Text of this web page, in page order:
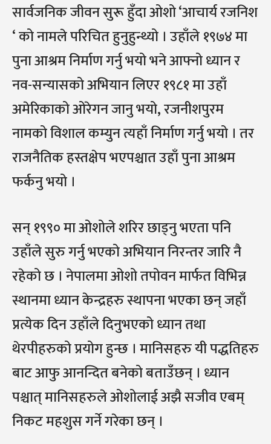
सार्वजनिक जीवन सुरू हुँदा ओशो ‘आचार्य रजनिश
‘ को नामले परिचित हुनुहुन्थ्यो । उहाँले १९७४ मा
पुना आश्रम निर्माण गर्नु भयो भने आफ्नो ध्यान र
नव-सन्यासको अभियान लिएर १९८१ मा उहाँ
अमेरिकाको ओरेगन जानु भयो, रजनीशपुरम
नामको विशाल कम्युन त्यहाँ निर्माण गर्नु भयो । तर
राजनैतिक हस्तक्षेप भएपश्चात उहाँ पुना आश्रम
फर्कनु भयो ।
सन् १९९० मा ओशोले शरिर छाड्नु भएता पनि
उहाँले सुरु गर्नु भएको अभियान निरन्तर जारि नै
रहेको छ । नेपालमा ओशो तपोवन मार्फत विभिन्न
स्थानमा ध्यान केन्द्रहरु स्थापना भएका छन् जहाँ
प्रत्येक दिन उहाँले दिनुभएको ध्यान तथा
थेरपीहरुको प्रयोग हुन्छ । मानिसहरु यी पद्धतिहरु
बाट आफु आनन्दित बनेको बताउँछन् । ध्यान
पश्चात् मानिसहरुले ओशोलाई अझै सजीव एबम्
निकट महशुस गर्ने गरेका छन् ।